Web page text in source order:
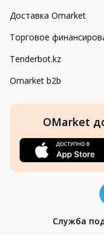
Доставка Omarket
Торговое
Tenderbot.kz
Omarket b2b
OMarket
Cлужба